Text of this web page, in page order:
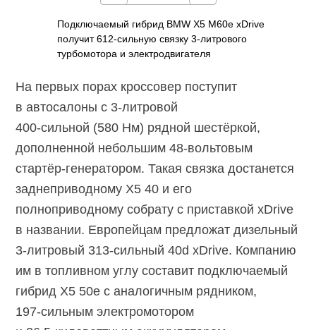
Подключаемый гибрид BMW X5 M60e xDrive
получит612-сильную связку 3-литрового
турбомотора и электродвигателя
На первых порах кроссовер поступит
в автосалоны с 3-литровой
400-сильной (580 Нм) рядной шестёркой,
дополненной небольшим48-вольтовым
стартёр-генератором. Такая связка достанется
заднеприводному X5 40 и его
полноприводному собрату с приставкой xDrive
в названии. Европейцам предложат дизельный
3-литровый 313-сильный 40d xDrive. Компанию
им в топливном углу составит подключаемый
гибрид X5 50e с аналогичным рядником,
197-сильным электромотором